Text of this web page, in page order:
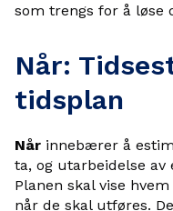
som trengs for å løse
Når:
tidsplan
Når innebærer å
ta, og utarbeidelse av
Planen skal vise
når de skal utføres.